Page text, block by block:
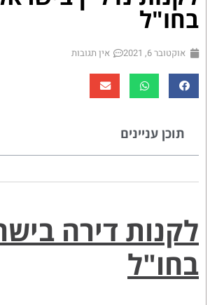
בחו"ל
אוקטובר 6, 2021 אין תגובות
תוכן עניינים
לקנות דירה
בחו"ל